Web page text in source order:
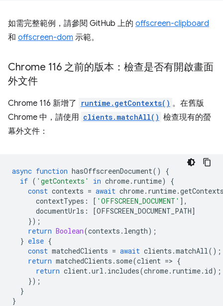
如需完整範例，請參閱 GitHub 上的 offscreen-clipboard
和 offscreen-dom 示範。
Chrome 116 之前的版本：檢查是否有開啟畫面
外文件
Chrome 116 新增了 runtime.getContexts() 。在舊版
Chrome 中，請使用 clients.matchAll() 檢查現有的螢
幕外文件：
async function hasOffscreenDocument()
{
if ( 'getContexts' in chrome. runtime)
{
const contexts = await chrome. runtime.
contextTypes : [ 'OFFSCREEN_DOCUMENT' ],
documentUrls : [OFFSCREEN_DOCUMENT_PATH]
});
return Boolean(contexts . length);
} else {
const matchedClients = await clients .matchAll();
return matchedClients . some(client => {
return client.url . includes(chrome. runtime. id);
});
}
}